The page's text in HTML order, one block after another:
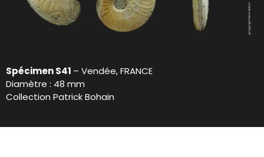
Spécimen S41 – Vendée, FRANCE
Diamètre : 48 mm
Collection Patrick Bohain